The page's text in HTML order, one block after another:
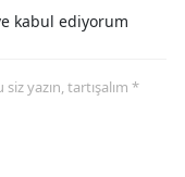
Kilis
Düzce
kabul ediyorum
yazın, tartışalım *